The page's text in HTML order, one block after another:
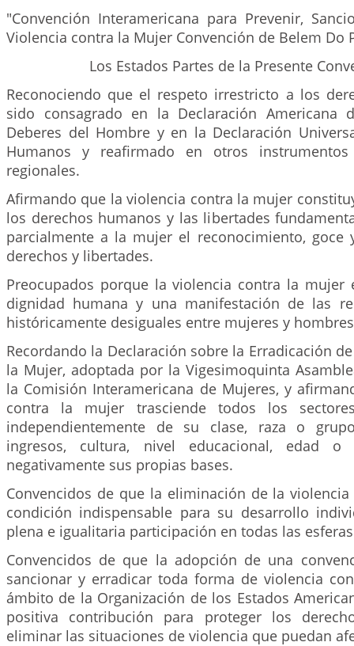
"Convención Interamericana para Prevenir,
Violencia contra la Mujer Convención de Belem Do
Los Estados Partes de la Presente
Reconociendo que el respeto irrestricto a los
sido consagrado en la Declaración Americana
Deberes del Hombre y en la Declaración
Humanos y reafirmado en otros
regionales.
Afirmando que la violencia contra la mujer
los derechos humanos y las libertades
parcialmente a la mujer el reconocimiento, goce
derechos y libertades.
Preocupados porque la violencia contra la mujer
dignidad humana y una manifestación de las
históricamente desiguales entre mujeres y
Recordando la Declaración sobre la Erradicación
la Mujer, adoptada por la Vigesimoquinta
la Comisión Interamericana de Mujeres, y
contra la mujer trasciende todos los
independientemente de su clase, raza o
ingresos, cultura, nivel educacional, edad
negativamente sus propias bases.
Convencidos de que la eliminación de la
condición indispensable para su desarrollo
plena e igualitaria participación en todas las
Convencidos de que la adopción de una
sancionar y erradicar toda forma de violencia
ámbito de la Organización de los Estados
positiva contribución para proteger los
eliminar las situaciones de violencia que puedan